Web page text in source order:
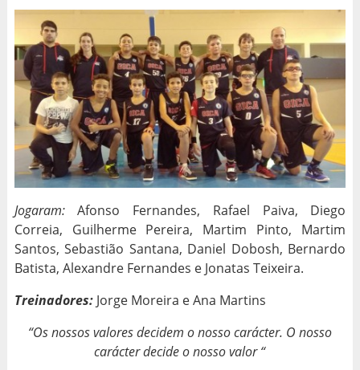
Jogaram:Afonso Fernandes, Rafael Paiva, Diego
Correia, Guilherme Pereira, Martim Pinto, Martim
Santos, Sebastião Santana, Daniel Dobosh, Bernardo
Batista, Alexandre Fernandes e Jonatas Teixeira.
Treinadores:Jorge Moreira e Ana Martins
“Os nossos valores decidem o nosso carácter. O nosso
carácter decide o nosso valor “